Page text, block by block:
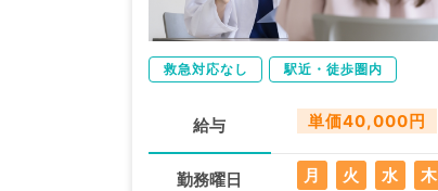
救急対応なし 駅近・徒歩圏内
給与 単価40,000円
勤務曜日 月 火 水 木